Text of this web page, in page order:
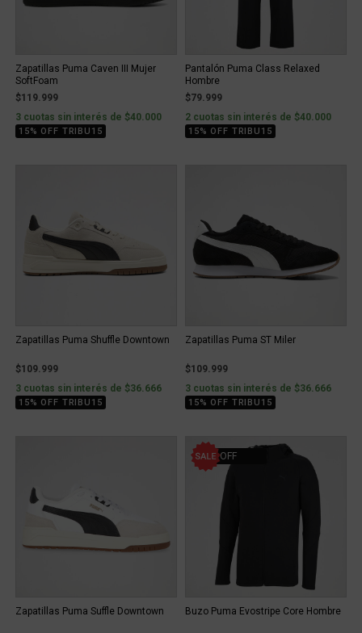
Zapatillas Puma Caven III Mujer
SoftFoam
$119.999
3 cuotas sin interés de $40.000
15% OFF TRIBU15
Pantalón Puma Class Relaxed
Hombre
$79.999
2 cuotas sin interés de $40.000
15% OFF TRIBU15
Zapatillas Puma Shuffle Downtown
$109.999
3 cuotas sin interés de $36.666
15% OFF TRIBU15
Zapatillas Puma ST Miler
$109.999
3 cuotas sin interés de $36.666
15% OFF TRIBU15
Zapatillas Puma Suffle Downtown
10% OFF
Buzo Puma Evostripe Core Hombre